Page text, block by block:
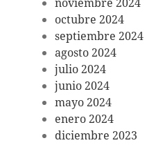
octubre 2024
septiembre 2024
agosto 2024
julio 2024
junio 2024
mayo 2024
enero 2024
diciembre 2023